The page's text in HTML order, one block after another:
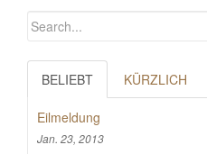
BELIEBT KÜRZLICH
Eilmeldung
Jan. 23, 2013